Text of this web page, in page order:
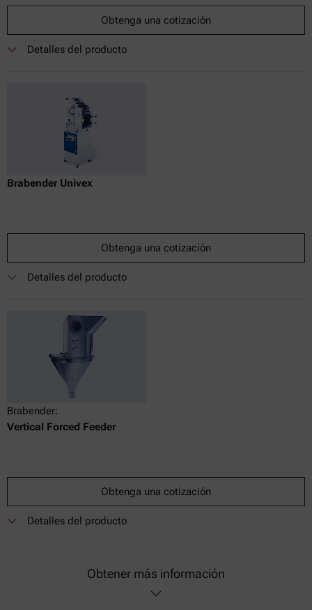
Obtenga una cotización
Detalles del producto
Brabender Univex
Obtenga una cotización
Detalles del producto
Brabender:
Vertical Forced Feeder
Obtenga una cotización
Detalles del producto
Obtener más información